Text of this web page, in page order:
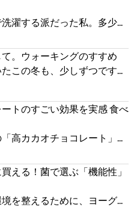
濯する派だった私。多少...
。ウォーキングのすすめ
この冬も、少しずつです...
トのすごい効果を実感 食べ
高カカオチョコレート」...
える！菌で選ぶ「機能性」
を整えるために、ヨーグ...